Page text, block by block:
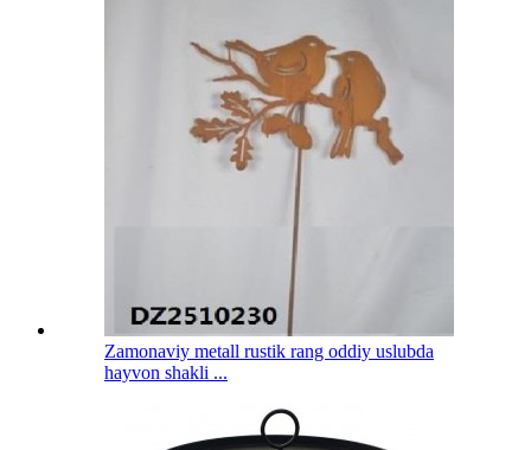
Zamonaviy metall rustik rang oddiy uslubda
hayvon shakli ...